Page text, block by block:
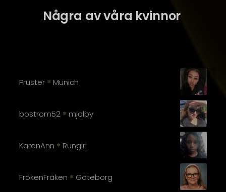
Några av våra kvinnor
Pruster ❄ Munich
bostrom52 ❄ mjolby
KarenAnn ❄ Rungiri
FrökenFräken ❄ Göteborg